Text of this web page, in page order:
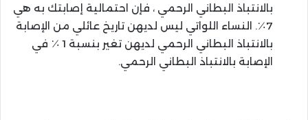
بالانتباذ البطاني الرحمي ، فإن احتمالية إصابتك به هي
7٪. النساء اللواتي ليس لديهن تاريخ عائلي من الإصابة
بالانتباذ البطاني الرحمي لديهن تغير بنسبة 1 ٪ في
الإصابة بالانتباذ البطاني الرحمي.